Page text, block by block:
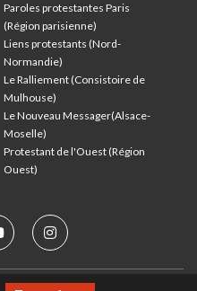
Paroles protestantes Paris
(Région parisienne)
Liens protestants (Nord-
Normandie)
Le Ralliement (Consistoire de
Mulhouse)
Le Nouveau Messager(Alsace-
Moselle)
Protestant de l'Ouest (Région
Ouest)